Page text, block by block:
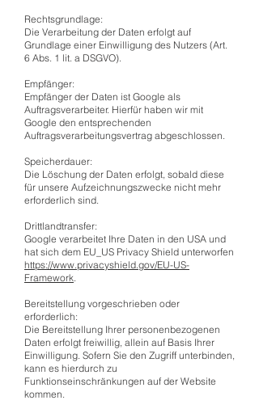
Rechtsgrundlage:
Die Verarbeitung der Daten erfolgt auf
Grundlage einer Einwilligung des Nutzers (Art.
6 Abs. 1 lit. a DSGVO).
Empfänger:
Empfänger der Daten ist Google als
Auftragsverarbeiter. Hierfür haben wir mit
Google den entsprechenden
Auftragsverarbeitungsvertrag abgeschlossen.
Speicherdauer:
Die Löschung der Daten erfolgt, sobald diese
für unsere Aufzeichnungszwecke nicht mehr
erforderlich sind.
Drittlandtransfer:
Google verarbeitet Ihre Daten in den USA und
hat sich dem EU_US Privacy Shield unterworfen
https://www.privacyshield.gov/EU-US-
Framework.
Bereitstellung vorgeschrieben oder
erforderlich:
Die Bereitstellung Ihrer personenbezogenen
Daten erfolgt freiwillig, allein auf Basis Ihrer
Einwilligung. Sofern Sie den Zugriff unterbinden,
kann es hierdurch zu
Funktionseinschränkungen auf der Website
kommen.